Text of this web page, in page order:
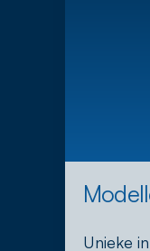
Unieke